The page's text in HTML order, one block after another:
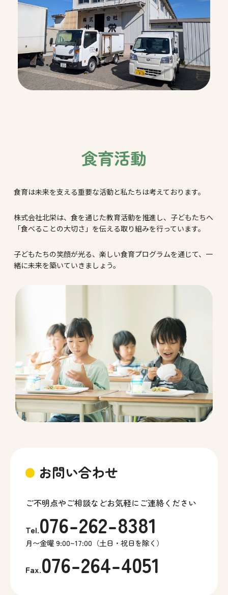
食育活動
食育は未来を支える重要な活動と私たちは考えております。
株式会社北栄は、食を通じた教育活動を推進し、子どもたちへ
「食べることの大切さ」を伝える取り組みを行っています。
子どもたちの笑顔が光る、楽しい食育プログラムを通じて、一
緒に未来を築いていきましょう。
お問い合わせ
ご不明点やご相談などお気軽にご連絡ください
Tel.076-262-8381
月〜金曜 9:00~17:00（土日・祝日を除く）
Fax.076-264-4051